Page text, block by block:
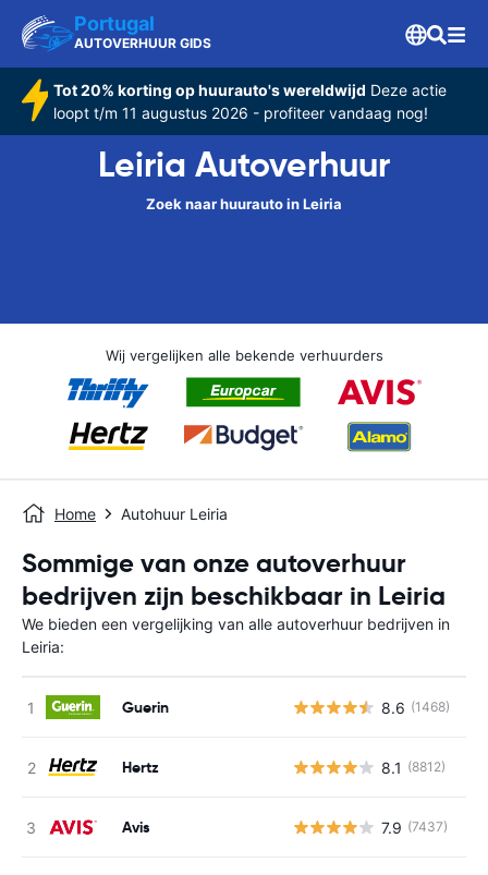
Portugal
AUTOVERHUUR GIDS
Tot 20% korting op huurauto's wereldwijd Deze actie
loopt t/m 11 augustus 2026 - profiteer vandaag nog!
Leiria Autoverhuur
Zoek naar huurauto in Leiria
Wij vergelijken alle bekende verhuurders
Home Autohuur Leiria
Sommige van onze autoverhuur
bedrijven zijn beschikbaar in Leiria
We bieden een vergelijking van alle autoverhuur bedrijven in
Leiria:
Guerin 8.6 (1468)
Hertz 8.1 (8812)
Avis 7.9 (7437)